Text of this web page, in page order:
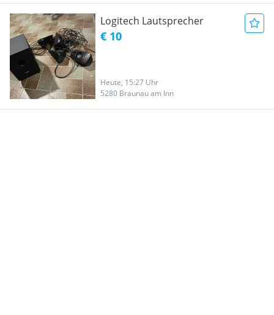
Logitech Lautsprecher
€ 10
Heute, 15:27 Uhr
5280 Braunau am Inn